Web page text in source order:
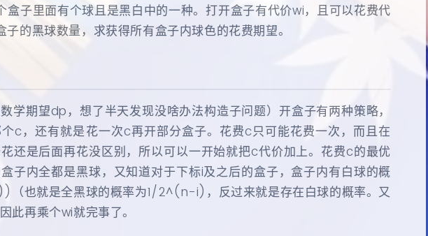
盒子里面有个球且是黑白中的一种。打开盒子有代价wi，且可以花费代
的黑球数量，求获得所有盒子内球色的花费期望。
数学期望dp，想了半天发现没啥办法构造子问题）开盒子有两种策略，
c，还有就是花一次c再开部分盒子。花费c只可能花费一次，而且在
还是后面再花没区别，所以可以一开始就把c代价加上。花费c的最优
子内全都是黑球，又知道对于下标i及之后的盒子，盒子内有白球的概
也就是全黑球的概率为1/2^(n-i)，反过来就是存在白球的概率。又
此再乘个wi就完事了。